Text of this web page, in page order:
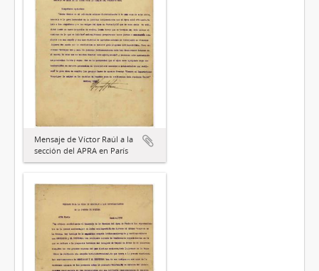
Mensaje de Víctor Raúl a la
sección del APRA en París